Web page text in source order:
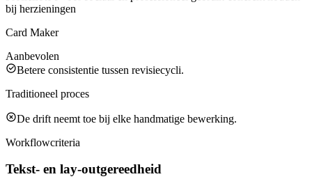
bij herzieningen
Card Maker
Aanbevolen
Betere consistentie tussen revisiecycli.
Traditioneel proces
De drift neemt toe bij elke handmatige bewerking.
Workflowcriteria
Tekst- en lay-outgereedheid